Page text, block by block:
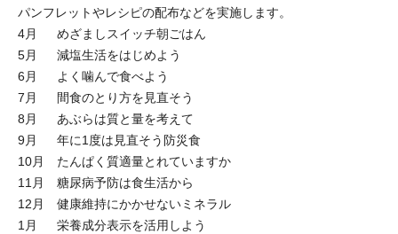
パンフレットやレシピの配布などを実施します。
4月 めざましスイッチ朝ごはん
5月 減塩生活をはじめよう
6月 よく噛んで食べよう
7月 間食のとり方を見直そう
8月 あぶらは質と量を考えて
9月 年に1度は見直そう防災食
10月 たんぱく質適量とれていますか
11月 糖尿病予防は食生活から
12月 健康維持にかかせないミネラル
1月 栄養成分表示を活用しよう